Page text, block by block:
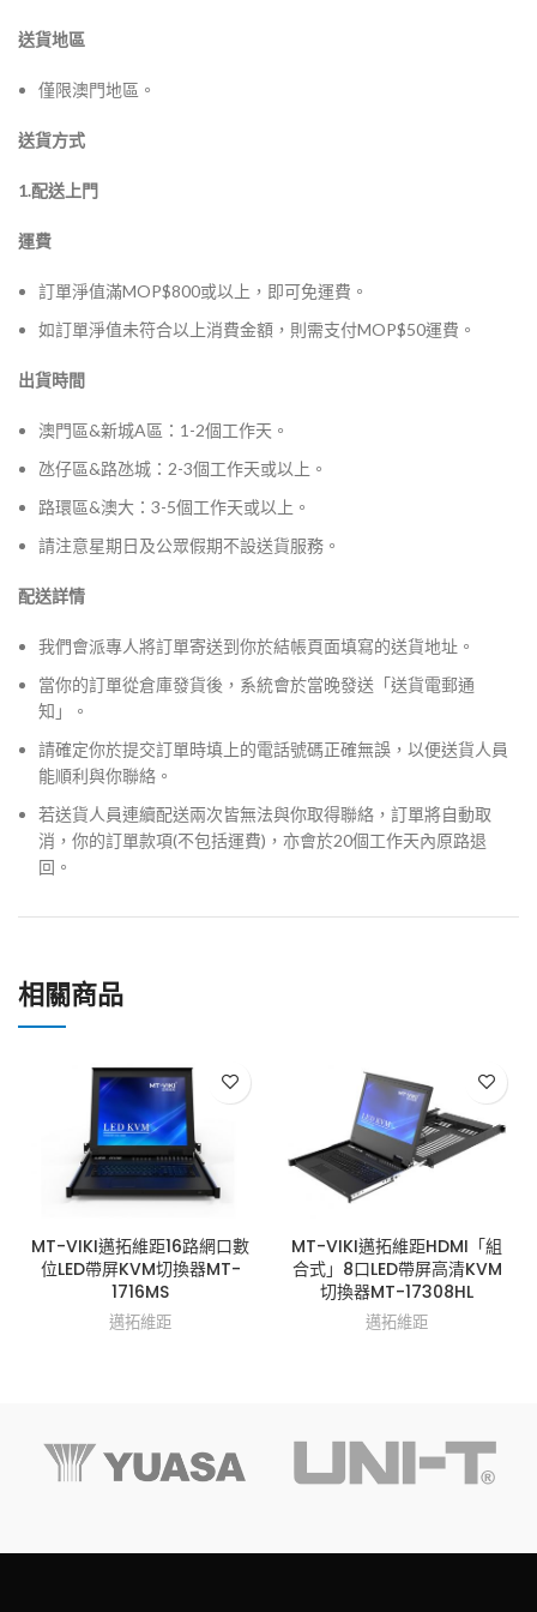
送貨地區
僅限澳門地區。
送貨方式
1.配送上門
運費
訂單淨值滿MOP$800或以上，即可免運費。
如訂單淨值未符合以上消費金額，則需支付MOP$50運費。
出貨時間
澳門區&新城A區：1-2個工作天。
氹仔區&路氹城：2-3個工作天或以上。
路環區&澳大：3-5個工作天或以上。
請注意星期日及公眾假期不設送貨服務。
配送詳情
我們會派專人將訂單寄送到你於結帳頁面填寫的送貨地址。
當你的訂單從倉庫發貨後，系統會於當晚發送「送貨電郵通
知」。
請確定你於提交訂單時填上的電話號碼正確無誤，以便送貨人員
能順利與你聯絡。
若送貨人員連續配送兩次皆無法與你取得聯絡，訂單將自動取
消，你的訂單款項(不包括運費)，亦會於20個工作天內原路退
回。
相關商品
MT-VIKI邁拓維距16路網口數
位LED帶屏KVM切換器MT-
1716MS
邁拓維距
MT-VIKI邁拓維距HDMI「組
合式」8口LED帶屏高清KVM
切換器MT-17308HL
邁拓維距